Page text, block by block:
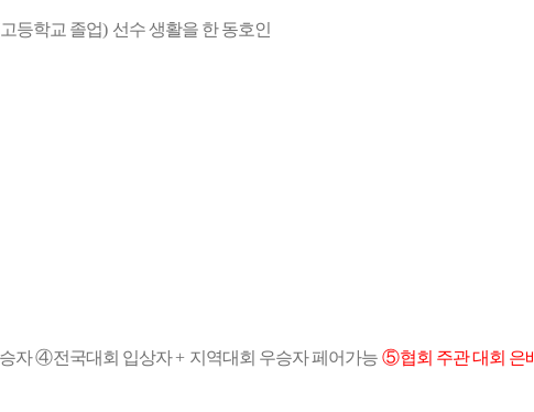
고등학교 졸업) 선수 생활을 한 동호인
자④전국대회 입상자+ 지역대회 우승자 페어가능 ⑤협회 주관 대회 은